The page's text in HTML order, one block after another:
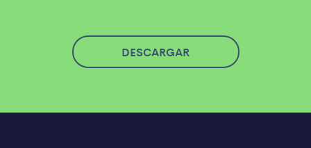
DESCARGAR